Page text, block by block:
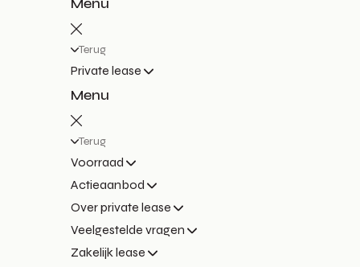
Terug
Private lease
Menu
Terug
Voorraad
Actieaanbod
Over private lease
Veelgestelde vragen
Zakelijk lease